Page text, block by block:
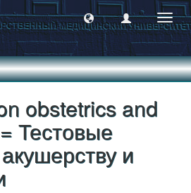
obstetrics and
Тестовые
и